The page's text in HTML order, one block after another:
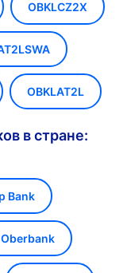
OBKLCZ2X
OBKLAT2L
в стране:
Bank
Oberbank